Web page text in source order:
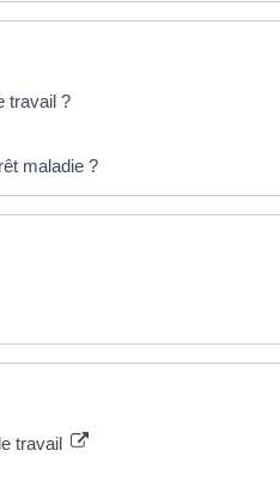
travail ?
maladie ?
travail